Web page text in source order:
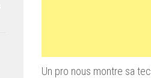
Un pro nous montre sa